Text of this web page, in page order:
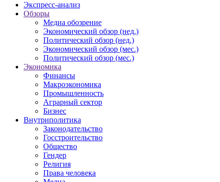
Экспресс-анализ
Обзоры
Медиа обозрение
Экономический обзор (нед.)
Политический обзор (нед.)
Экономический обзор (мес.)
Политический обзор (мес.)
Экономика
Финансы
Макроэкономика
Промышленность
Аграрный сектор
Бизнес
Внутриполитика
Законодательство
Госстроительство
Общество
Гендер
Религия
Права человека